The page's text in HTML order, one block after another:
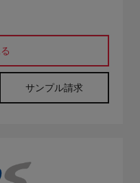
サンプル請求